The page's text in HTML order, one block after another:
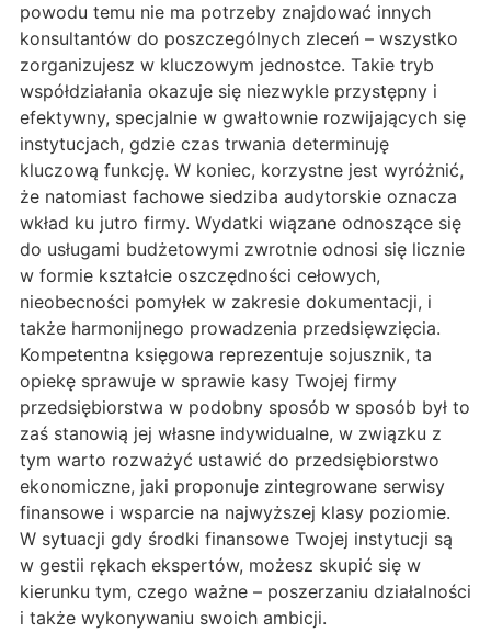
powodu temu nie ma potrzeby znajdować innych
konsultantów do poszczególnych zleceń – wszystko
zorganizujesz w kluczowym jednostce. Takie tryb
współdziałania okazuje się niezwykle przystępny i
efektywny, specjalnie w gwałtownie rozwijających się
instytucjach, gdzie czas trwania determinuję
kluczową funkcję. W koniec, korzystne jest wyróżnić,
że natomiast fachowe siedziba audytorskie oznacza
wkład ku jutro firmy. Wydatki wiązane odnoszące się
do usługami budżetowymi zwrotnie odnosi się licznie
w formie kształcie oszczędności cełowych,
nieobecności pomyłek w zakresie dokumentacji, i
także harmonijnego prowadzenia przedsięwzięcia.
Kompetentna księgowa reprezentuje sojusznik, ta
opiekę sprawuje w sprawie kasy Twojej firmy
przedsiębiorstwa w podobny sposób w sposób był to
zaś stanowią jej własne indywidualne, w związku z
tym warto rozważyć ustawić do przedsiębiorstwo
ekonomiczne, jaki proponuje zintegrowane serwisy
finansowe i wsparcie na najwyższej klasy poziomie.
W sytuacji gdy środki finansowe Twojej instytucji są
w gestii rękach ekspertów, możesz skupić się w
kierunku tym, czego ważne – poszerzaniu działalności
i także wykonywaniu swoich ambicji.